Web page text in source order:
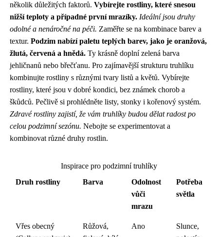
několik důležitých faktorů. Vybírejte rostliny, které snesou
nižší teploty a případné první mrazíky. Ideální jsou druhy
odolné a nenáročné na péči. Zaměřte se na kombinace barev a
textur. Podzim nabízí paletu teplých barev, jako je oranžová,
žlutá, červená a hnědá. Ty krásně doplní zelená barva
jehličnanů nebo břečťanu. Pro zajímavější strukturu truhlíku
kombinujte rostliny s různými tvary listů a květů. Vybírejte
rostliny, které jsou v dobré kondici, bez známek chorob a
škůdců. Pečlivě si prohlédněte listy, stonky i kořenový systém.
Zdravé rostliny zajistí, že vám truhlíky budou dělat radost po
celou podzimní sezónu. Nebojte se experimentovat a
kombinovat různé druhy rostlin.
Inspirace pro podzimní truhlíky
Druh rostliny
Barva
Odolnost
vůči
mrazu
Potřeba
světla
Vřes obecný
Růžová,
Ano
Slunce,